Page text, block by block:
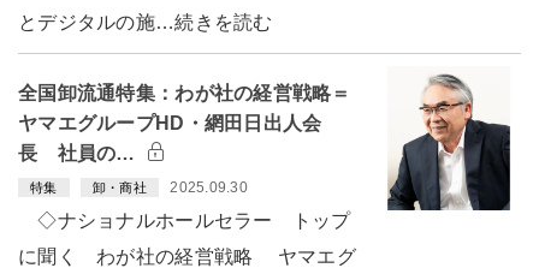
とデジタルの施…続きを読む
全国卸流通特集：わが社の経営戦略＝
ヤマエグループHD・網田日出人会
長 社員の…
特集 卸・商社 2025.09.30
◇ナショナルホールセラー トップ
に聞く わが社の経営戦略 ヤマエグ